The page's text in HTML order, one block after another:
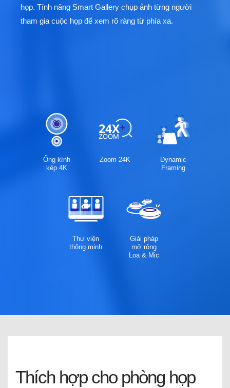
họp. Tính năng Smart Gallery chụp ảnh từng người
tham gia cuộc họp để xem rõ ràng từ phía xa.
Ống kính
kép 4K
Zoom 24K
Dynamic
Framing
Thư viện
thông minh
Giải pháp
mở rộng
Loa & Mic
Thích hợp cho phòng họp